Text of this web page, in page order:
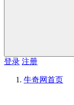
登录 注册
牛奇网首页